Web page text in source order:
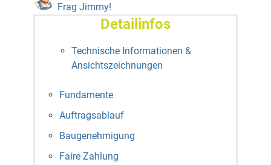
Frag Jimmy!
Detailinfos
Technische Informationen &
Ansichtszeichnungen
Fundamente
Auftragsablauf
Baugenehmigung
Faire Zahlung